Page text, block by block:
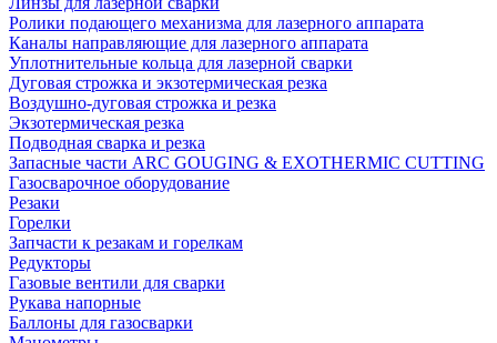
Ролики подающего механизма для лазерного аппарата
Каналы направляющие для лазерного аппарата
Уплотнительные кольца для лазерной сварки
Дуговая строжка и экзотермическая резка
Воздушно-дуговая строжка и резка
Экзотермическая резка
Подводная сварка и резка
Запасные части ARC GOUGING & EXOTHERMIC CUTTING
Газосварочное оборудование
Резаки
Горелки
Запчасти к резакам и горелкам
Редукторы
Газовые вентили для сварки
Рукава напорные
Баллоны для газосварки